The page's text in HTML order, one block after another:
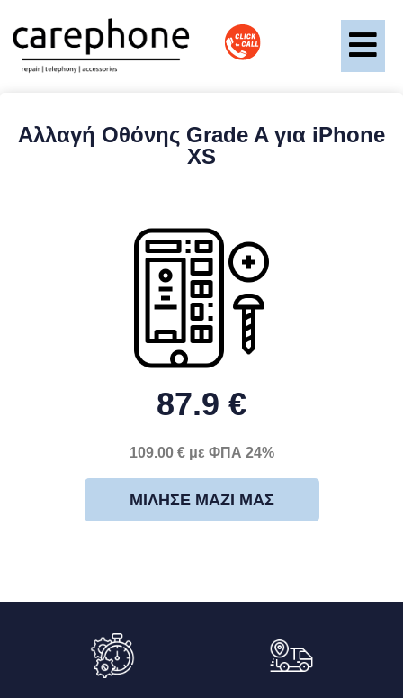
Αλλαγή Οθόνης Grade A για iPhone
XS
87.9 €
109.00 € με ΦΠΑ 24%
ΜΊΛΗΣΕ ΜΑΖΊ ΜΑΣ